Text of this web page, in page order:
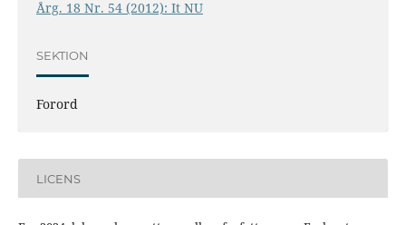
Årg. 18 Nr. 54 (2012): It NU
SEKTION
Forord
LICENS